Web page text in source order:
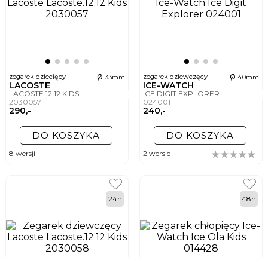
zegarek dziecięcy ø 33mm
LACOSTE
LACOSTE.12.12 KIDS
2030057
290,-
DO KOSZYKA
8 wersji
zegarek dziewczęcy ø 40mm
ICE-WATCH
ICE DIGIT EXPLORER
024001
240,-
DO KOSZYKA
2 wersje
24h 48h